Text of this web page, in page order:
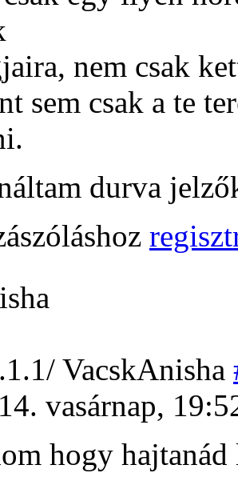
nem csak
sem csak a te
durva
VacskAnisha
vasárnap,
hogy